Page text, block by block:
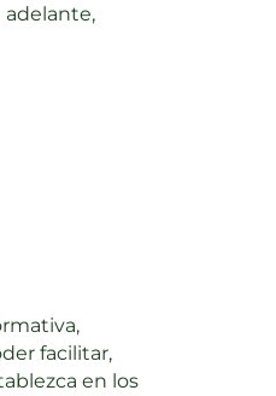
adelante,
facilitar,
en los